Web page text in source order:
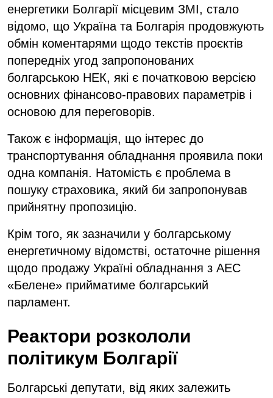
енергетики Болгарії місцевим ЗМІ, стало
відомо, що Україна та Болгарія продовжують
обмін коментарями щодо текстів проєктів
попередніх угод запропонованих
болгарською НЕК, які є початковою версією
основних фінансово-правових параметрів і
основою для переговорів.
Також є інформація, що інтерес до
транспортування обладнання проявила поки
одна компанія. Натомість є проблема в
пошуку страховика, який би запропонував
прийнятну пропозицію.
Крім того, як зазначили у болгарському
енергетичному відомстві, остаточне рішення
щодо продажу Україні обладнання з АЕС
«Белене» прийматиме болгарський
парламент.
Реактори розкололи
політикум Болгарії
Болгарські депутати, від яких залежить